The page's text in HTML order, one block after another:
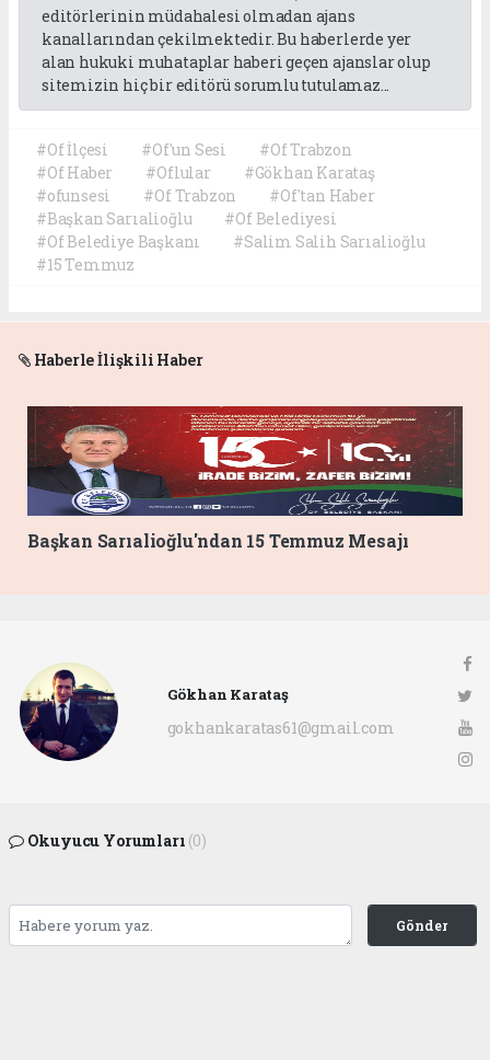
editörlerinin müdahalesi olmadan ajans
kanallarından çekilmektedir. Bu haberlerde yer
alan hukuki muhataplar haberi geçen ajanslar olup
sitemizin hiç bir editörü sorumlu tutulamaz...
#Of İlçesi #Of'un Sesi
#Of Trabzon
#Of Haber
#Oflular
#Gökhan Karataş
#ofunsesi
#Of Trabzon
#Of'tan Haber
#Başkan Sarıalioğlu
#Of Belediyesi
#Of Belediye Başkanı
#Salim Salih Sarıalioğlu
#15 Temmuz
Haberle İlişkili Haber
Başkan Sarıalioğlu'ndan 15 Temmuz Mesajı
Gökhan Karataş
gokhankaratas61@gmail.com
Okuyucu Yorumları (0)
Gönder